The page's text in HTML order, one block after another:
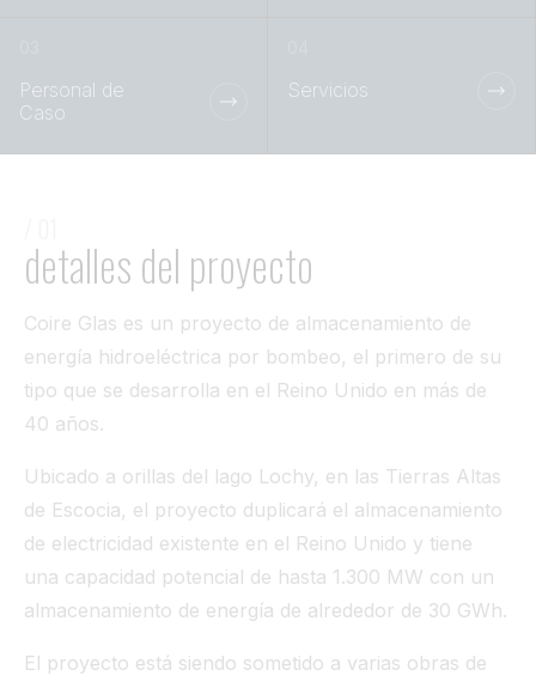
Personal de
Caso
Servicios
detalles del proyecto
Coire Glas es un proyecto de almacenamiento de
energía hidroeléctrica por bombeo, el primero de su
tipo que se desarrolla en el Reino Unido en más de
40 años.
Ubicado a orillas del lago Lochy, en las Tierras Altas
de Escocia, el proyecto duplicará el almacenamiento
de electricidad existente en el Reino Unido y tiene
una capacidad potencial de hasta 1.300 MW con un
almacenamiento de energía de alrededor de 30 GWh.
El proyecto está siendo sometido a varias obras de
Ver todo